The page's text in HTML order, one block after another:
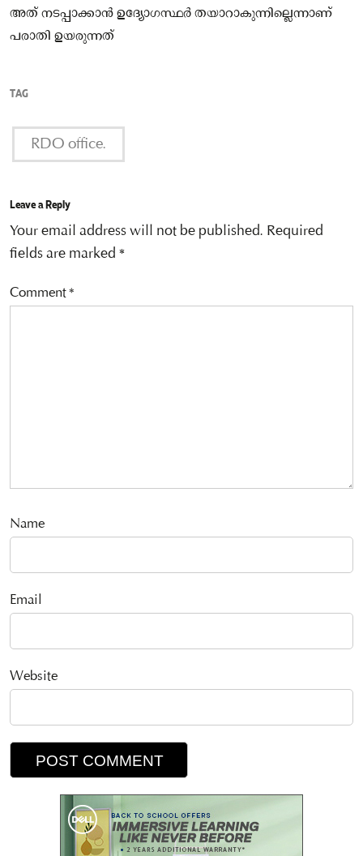
അത് നടപ്പാക്കാൻ ഉദ്യോഗസ്ഥർ തയാറാകുന്നില്ലെന്നാണ്
പരാതി ഉയരുന്നത്
TAG
RDO office.
Leave a Reply
Your email address will not be published. Required
fields are marked *
Comment*
Name
Email
Website